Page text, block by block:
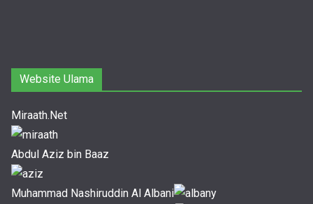
Website Ulama
Miraath.Net
Abdul Aziz bin Baaz
Muhammad Nashiruddin Al Albani